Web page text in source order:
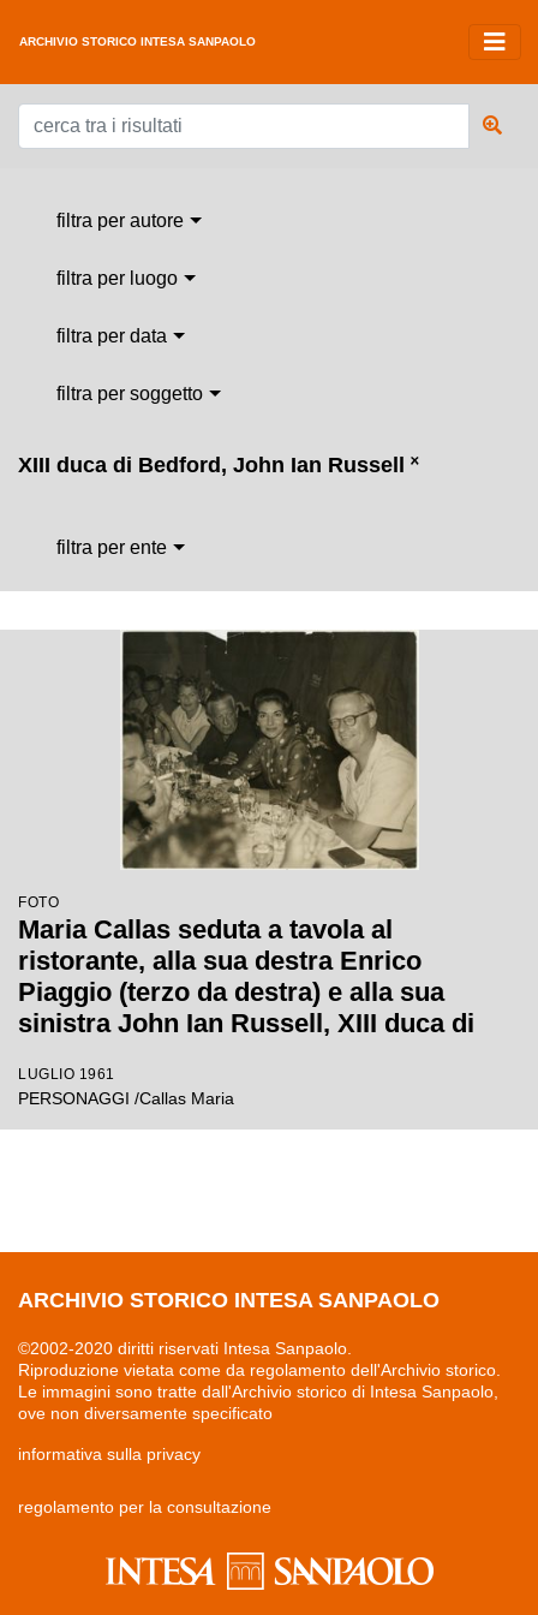
ARCHIVIO STORICO INTESA SANPAOLO
filtra per autore
filtra per luogo
filtra per data
filtra per soggetto
XIII duca di Bedford, John Ian Russell ˟
filtra per ente
FOTO
Maria Callas seduta a tavola al
ristorante, alla sua destra Enrico
Piaggio (terzo da destra) e alla sua
sinistra John Ian Russell, XIII duca di
LUGLIO 1961
PERSONAGGI /Callas Maria
ARCHIVIO STORICO INTESA SANPAOLO
©2002-2020 diritti riservati Intesa Sanpaolo.
Riproduzione vietata come da regolamento dell'Archivio storico.
Le immagini sono tratte dall'Archivio storico di Intesa Sanpaolo,
ove non diversamente specificato
informativa sulla privacy
regolamento per la consultazione